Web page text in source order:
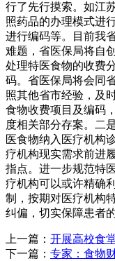
行了先行摸索。如江
照药品的办理模式进
进行编码等。目前我
难题，省医保局将自
处理特医食物的收费
码。省医保局将会同
照其他省市经验，及
食物收费项目及编码
度相关部分存案。二
医食物纳入医疗机构
疗机构现实需求前进
指点。进一步规范特
疗机构可以或许精确
制，按期对医疗机构
纠偏，切实保障患者
上一篇： 开展高校食
下一篇： 专家：食物